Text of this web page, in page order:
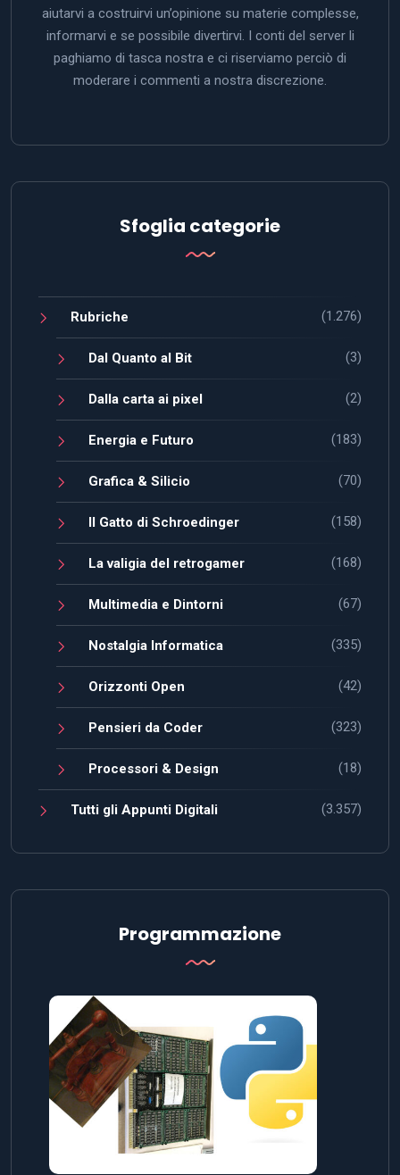
aiutarvi a costruirvi un’opinione su materie complesse,
informarvi e se possibile divertirvi. I conti del server li
paghiamo di tasca nostra e ci riserviamo perciò di
moderare i commenti a nostra discrezione.
Sfoglia categorie
Rubriche (1.276)
Dal Quanto al Bit (3)
Dalla carta ai pixel (2)
Energia e Futuro (183)
Grafica & Silicio (70)
Il Gatto di Schroedinger (158)
La valigia del retrogamer (168)
Multimedia e Dintorni (67)
Nostalgia Informatica (335)
Orizzonti Open (42)
Pensieri da Coder (323)
Processori & Design (18)
Tutti gli Appunti Digitali (3.357)
Programmazione